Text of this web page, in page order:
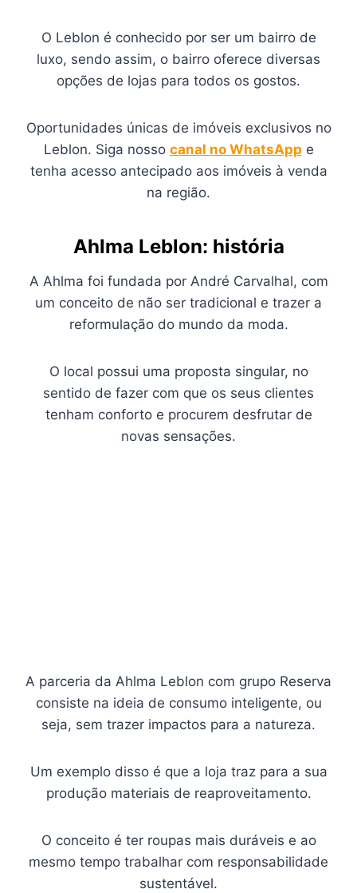
O Leblon é conhecido por ser um bairro de
luxo, sendo assim, o bairro oferece diversas
opções de lojas para todos os gostos.
Oportunidades únicas de imóveis exclusivos no
Leblon. Siga nosso canal no WhatsApp e
tenha acesso antecipado aos imóveis à venda
na região.
Ahlma Leblon: história
A Ahlma foi fundada por André Carvalhal, com
um conceito de não ser tradicional e trazer a
reformulação do mundo da moda.
O local possui uma proposta singular, no
sentido de fazer com que os seus clientes
tenham conforto e procurem desfrutar de
novas sensações.
A parceria da Ahlma Leblon com grupo Reserva
consiste na ideia de consumo inteligente, ou
seja, sem trazer impactos para a natureza.
Um exemplo disso é que a loja traz para a sua
produção materiais de reaproveitamento.
O conceito é ter roupas mais duráveis e ao
mesmo tempo trabalhar com responsabilidade
sustentável.